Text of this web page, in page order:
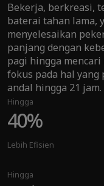
Bekerja, berkreasi,
baterai tahan lama,
menyelesaikan
panjang dengan
pagi hingga
fokus pada hal
andal hingga 21 jam.
Hingga
40%
Lebih Efisien
Hingga